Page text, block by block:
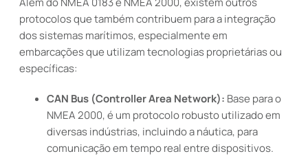
protocolos que também contribuem para a integração
dos sistemas marítimos, especialmente em
embarcações que utilizam tecnologias proprietárias ou
específicas:
CAN Bus (Controller Area Network): Base para o
NMEA 2000, é um protocolo robusto utilizado em
diversas indústrias, incluindo a náutica, para
comunicação em tempo real entre dispositivos.